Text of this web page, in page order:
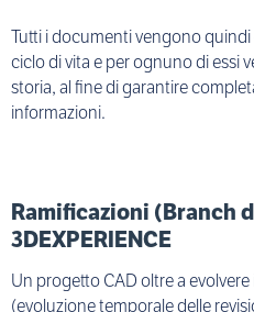
Tutti i documenti vengono
ciclo di vita e per ognuno di essi
storia, al fine di garantire
informazioni.
Ramificazioni (Branch
3DEXPERIENCE
Un progetto CAD oltre a
(evoluzione temporale delle